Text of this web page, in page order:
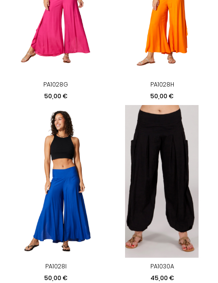
PA1028G
Prix
50,00 €
PA1028H
Prix
50,00 €
PA1028I
Prix
50,00 €
PA1030A
Prix
45,00 €